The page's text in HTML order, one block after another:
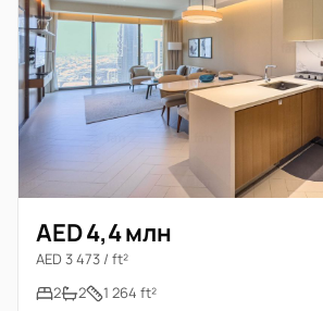
AED 4,4 млн
AED 3 473 / ft²
2
2 1 264 ft²